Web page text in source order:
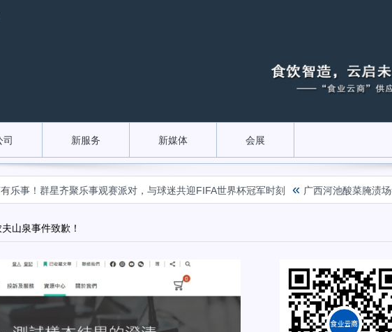
司 新服务 新媒体 会展
群星齐聚乐事观赛派对，与球迷共迎FIFA世界杯冠军时刻 « 广西河池酸菜腌渍场毒气
山泉事件致歉！